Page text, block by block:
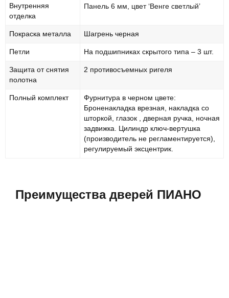
Внутренняя
отделка
Панель 6 мм, цвет ‘Венге светлый’
Покраска металла Шагрень черная
Петли На подшипниках скрытого типа – 3 шт.
Защита от снятия
полотна
2 противосъемных ригеля
Полный комплект
Фурнитура в черном цвете:
Броненакладка врезная, накладка со
шторкой, глазок , дверная ручка, ночная
задвижка. Цилиндр ключ-вертушка
(производитель не регламентируется),
регулируемый эксцентрик.
Преимущества дверей ПИАНО